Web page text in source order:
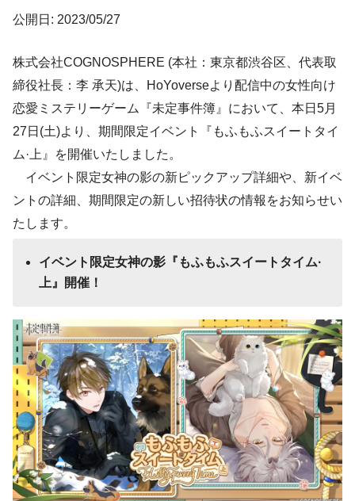
公開日: 2023/05/27
株式会社COGNOSPHERE (本社：東京都渋谷区、代表取
締役社長：李 承天)は、HoYoverseより配信中の女性向け
恋愛ミステリーゲーム『未定事件簿』において、本日5月
27日(土)より、期間限定イベント『もふもふスイートタイ
ム·上』を開催いたしました。
イベント限定女神の影の新ピックアップ詳細や、新イベ
ントの詳細、期間限定の新しい招待状の情報をお知らせい
たします。
イベント限定女神の影『もふもふスイートタイム·
上』開催！